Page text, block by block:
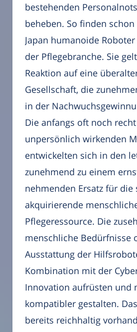
bestehenden
beheben. So finden
Japan humanoide
der Pflegebranche. Sie
Reaktion auf eine
Gesellschaft, die
in der
Die anfangs oft noch
unpersönlich wirkenden
entwickelten sich in den
zunehmend zu einem
nehmenden Ersatz für die
akquirierende
Pflegeressource. Die
menschliche Bedürfnisse
Ausstattung der
Kombination mit der
Innovation aufrüsten und
kompatibler gestalten.
bereits reichhaltig